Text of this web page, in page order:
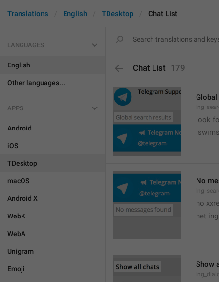
Translations English TDesktop Chat List
LANGUAGES
English
Other languages...
APPS
Android
iOS
TDesktop
macOS
Android X
WebK
WebA
Unigram
Emoji
Chat List 179
look
iswims
No
no
net
Show